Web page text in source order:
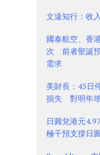
文遠知行：收
國泰航空、香
次 前者聖誕
需求
美財長：43日
損失 對明年
日圓兌港元
極干預支撐日